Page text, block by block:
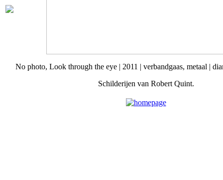
No photo, Look through the eye | 2011 | verbandgaas, metaal |
Schilderijen van Robert Quint.